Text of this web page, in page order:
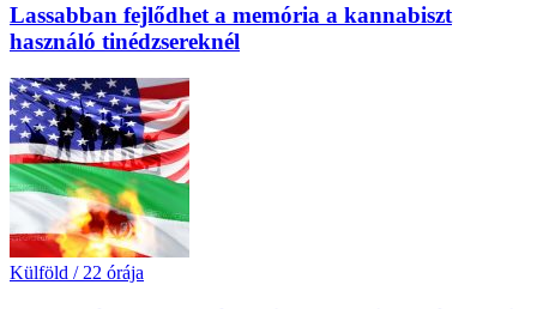
Lassabban fejlődhet a memória a kannabiszt
használó tinédzsereknél
Külföld / 22 órája